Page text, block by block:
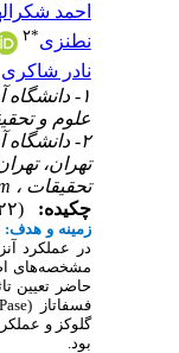
احمد
نطنزی
۲
نادر شاکری
۱- دانشگاه
علوم و
۲- دانشگاه
تهران،
تحقیقات ،
چکیده:
زمینه و هدف:
در عملکرد
فسفاتاز (
بود.